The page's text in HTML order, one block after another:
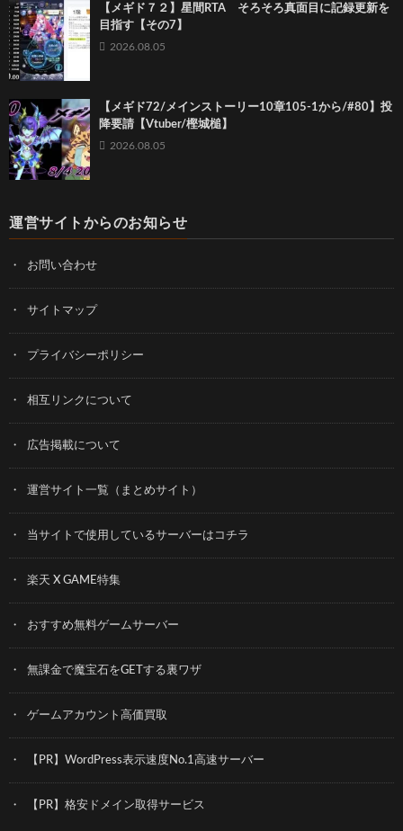
【メギド７２】星間RTA そろそろ真面目に記録更新を
目指す【その7】
2026.08.05
【メギド72/メインストーリー10章105-1から/#80】投
降要請【Vtuber/樫城槌】
2026.08.05
運営サイトからのお知らせ
お問い合わせ
サイトマップ
プライバシーポリシー
相互リンクについて
広告掲載について
運営サイト一覧（まとめサイト）
当サイトで使用しているサーバーはコチラ
楽天 X GAME特集
おすすめ無料ゲームサーバー
無課金で魔宝石をGETする裏ワザ
ゲームアカウント高価買取
【PR】WordPress表示速度No.1高速サーバー
【PR】格安ドメイン取得サービス